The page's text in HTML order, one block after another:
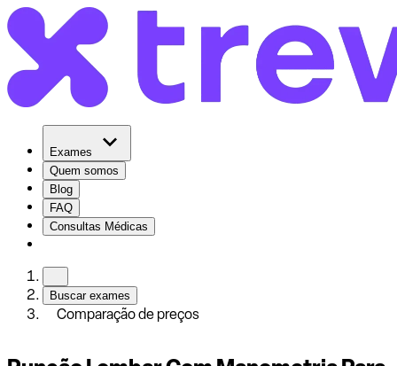
Exames
Quem somos
Blog
FAQ
Consultas Médicas
Buscar exames
Comparação de preços